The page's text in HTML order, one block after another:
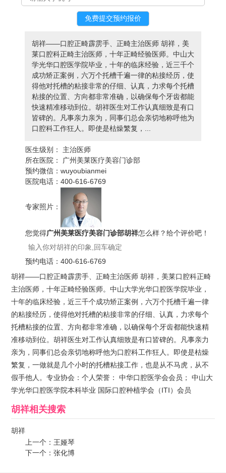
胡祥——口腔正畸霹雳手、正畸主治医师 胡祥，美
莱口腔科正畸主治医师，十年正畸经验医师。中山大
学光华口腔医学院毕业，十年的临床经验，近三千个
成功矫正案例，六万个托槽千遍一律的粘接经历，使
得他对托槽的粘接非常的仔细、认真，力求每个托槽
粘接的位置、方向都非常准确，以确保每个牙齿都能
快速精准移动到位。胡祥医生对工作认真细致是有口
皆碑的。凡事亲力亲为，同事们总会亲切地称呼他为
口腔科工作狂人。即使是枯燥繁复，...
医生级别：
主治医师
所在医院：
广州美莱医疗美容门诊部
预约微信：wuyoubianmei
医院电话：400-616-6769
专家照片：
您觉得广州美莱医疗美容门诊部胡祥怎么样？给个评价吧！
预约电话：400-616-6769
胡祥——口腔正畸霹雳手、正畸主治医师 胡祥，美莱口腔科正畸
主治医师，十年正畸经验医师。中山大学光华口腔医学院毕业，
十年的临床经验，近三千个成功矫正案例，六万个托槽千遍一律
的粘接经历，使得他对托槽的粘接非常的仔细、认真，力求每个
托槽粘接的位置、方向都非常准确，以确保每个牙齿都能快速精
准移动到位。胡祥医生对工作认真细致是有口皆碑的。凡事亲力
亲为，同事们总会亲切地称呼他为口腔科工作狂人。即使是枯燥
繁复，一做就是几个小时的托槽粘接工作，也是从不马虎，从不
假手他人。专业协会：个人荣誉： 中华口腔医学会会员； 中山大
学光华口腔医学院本科毕业 国际口腔种植学会（ITI）会员
胡祥相关搜索
胡祥
上一个： 王娅琴
下一个：张化博